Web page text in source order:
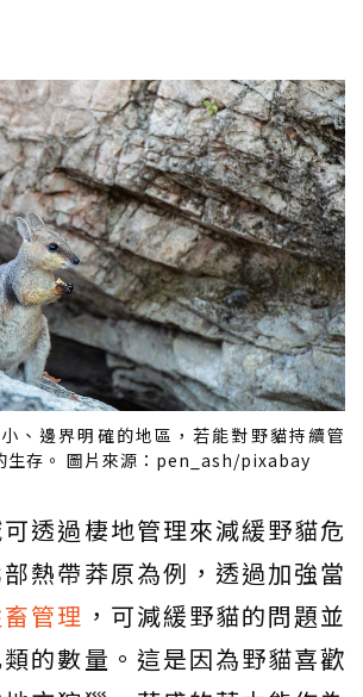
、邊界明確的地區，若能對野貓持續管
生存。 圖片來源：pen_ash/pixabay
透過棲地管理來減緩野貓危
熱帶莽原為例，透過加強當
管理 ，可減緩野貓的問題並
的數量。這是因為野貓喜歡